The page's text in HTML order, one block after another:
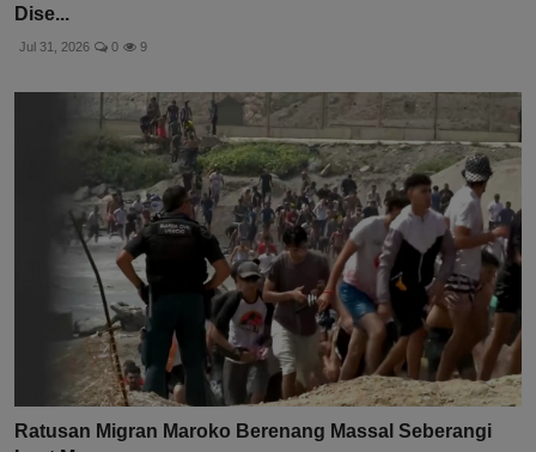
Dise...
Jul 31, 2026 0 9
Ratusan Migran Maroko Berenang Massal Seberangi